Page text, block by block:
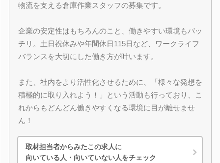
物流を支える倉庫作業スタッフの募集です。
企業の安定性はもちろんのこと、働きやすい環境もバッ
チリ。土日祝休みや年間休日115日など、ワークライフ
バランスを大切にした働き方が叶います。
また、社内をより活性化させるために、「様々な発想を
積極的に取り入れよう！」という活動も行っており、こ
れからもどんどん働きやすくなる環境に目が離せませ
ん！
取材担当者からみたこの求人に
向いている人・向いていない人をチェック